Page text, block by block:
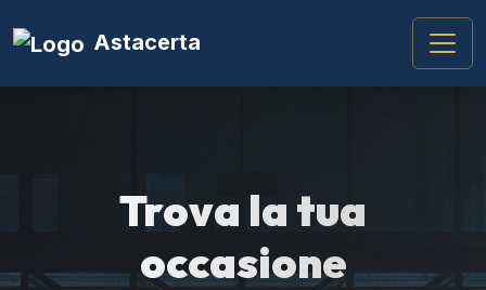
Astacerta
Trova la tua
occasione